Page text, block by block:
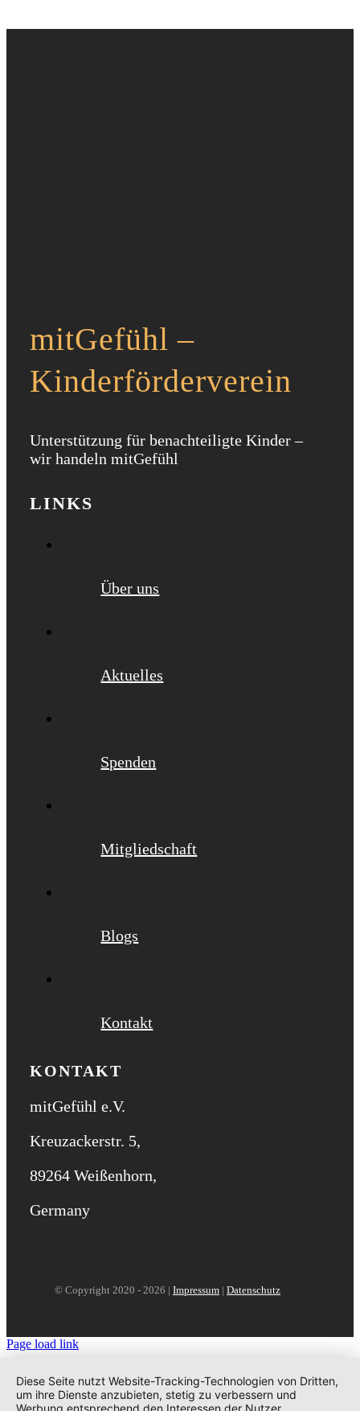
mitGefühl –
Kinderförderverein
Unterstützung für benachteiligte Kinder –
wir handeln mitGefühl
LINKS
Über uns
Aktuelles
Spenden
Mitgliedschaft
Blogs
Kontakt
KONTAKT
mitGefühl e.V.
Kreuzackerstr. 5,
89264 Weißenhorn,
Germany
© Copyright 2020 - 2026 |Impressum |Datenschutz
Page load link
Diese Seite nutzt Website-Tracking-Technologien von Dritten,
um ihre Dienste anzubieten, stetig zu verbessern und
Werbung entsprechend den Interessen der Nutzer